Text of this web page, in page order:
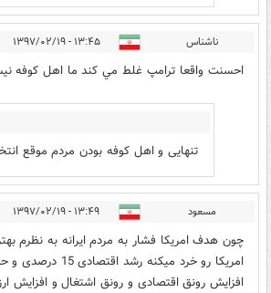
ناشناس ۱۳:۴۵ - ۱۳۹۷/۰۲/۱۹
احسنت واقعا ترامپ غلط مي کند ما اهل کوفه
تنهایی و اهل کوفه بودن مردم موقع
مسعود ۱۳:۴۹ - ۱۳۹۷/۰۲/۱۹
چون هدف امریکا فشار به مردم ایرانه به نظرم
امریکا رو خرد میکنه
افزایش رونق اقتصادی و رونق اشتغال و افزایش